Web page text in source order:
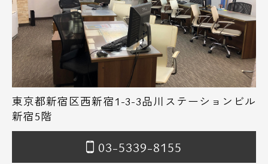
東京都新宿区西新宿1-3-3品川ステーションビル
新宿5階
03-5339-8155